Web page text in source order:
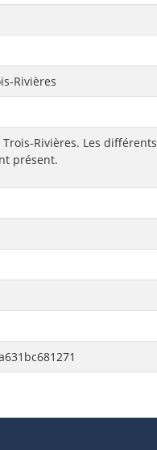
Rivières
Rivières. Les différents
présent.